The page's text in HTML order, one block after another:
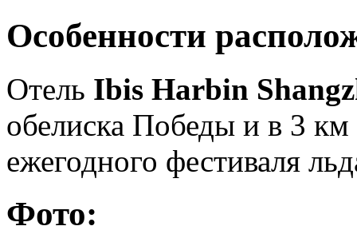
Особенности
Отель Ibis Harbin
обелиска Победы и в 3 км
ежегодного фестиваля
Фото: